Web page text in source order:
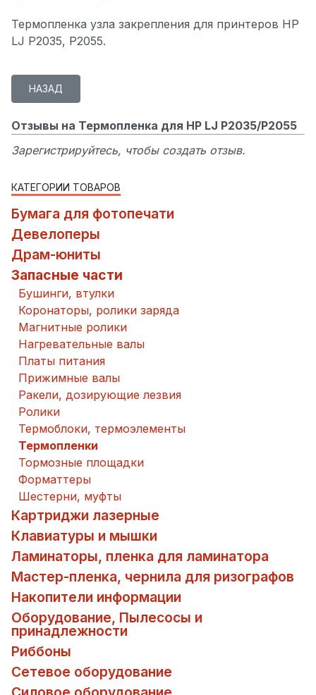
Термопленка узла закрепления для принтеров HP
LJ P2035, P2055.
Отзывы на Термопленка для HP LJ P2035/P2055
Зарегистрируйтесь, чтобы создать отзыв.
КАТЕГОРИИ ТОВАРОВ
Бумага для фотопечати
Девелоперы
Драм-юниты
Запасные части
Бушинги, втулки
Коронаторы, ролики заряда
Магнитные ролики
Нагревательные валы
Платы питания
Прижимные валы
Ракели, дозирующие лезвия
Ролики
Термоблоки, термоэлементы
Термопленки
Тормозные площадки
Форматтеры
Шестерни, муфты
Картриджи лазерные
Клавиатуры и мышки
Ламинаторы, пленка для ламинатора
Мастер-пленка, чернила для ризографов
Накопители информации
Оборудование, Пылесосы и
принадлежности
Риббоны
Сетевое оборудование